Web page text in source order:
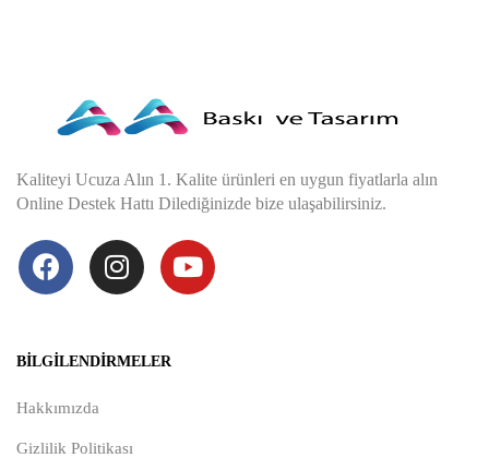
Kaliteyi Ucuza Alın 1. Kalite ürünleri en uygun fiyatlarla alın
Online Destek Hattı Dilediğinizde bize ulaşabilirsiniz.
BILGILENDIRMELER
Hakkımızda
Gizlilik Politikası